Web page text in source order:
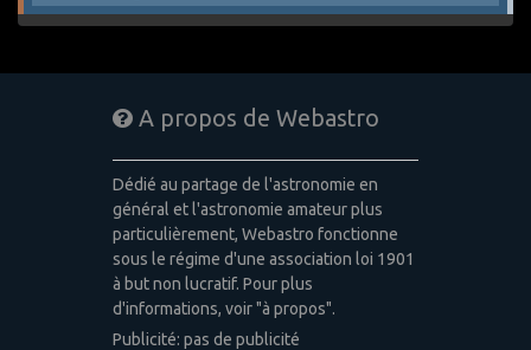
A propos de Webastro
Dédié au partage de l'astronomie en
général et l'astronomie amateur plus
particulièrement, Webastro fonctionne
sous le régime d'une association loi 1901
à but non lucratif. Pour plus
d'informations, voir "à propos".
Publicité: pas de publicité